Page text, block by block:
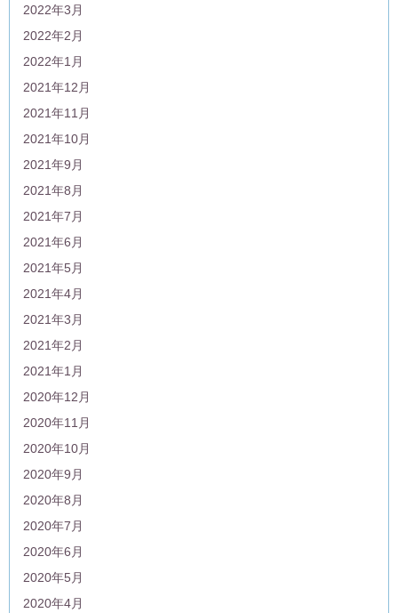
2022年3月
2022年2月
2022年1月
2021年12月
2021年11月
2021年10月
2021年9月
2021年8月
2021年7月
2021年6月
2021年5月
2021年4月
2021年3月
2021年2月
2021年1月
2020年12月
2020年11月
2020年10月
2020年9月
2020年8月
2020年7月
2020年6月
2020年5月
2020年4月